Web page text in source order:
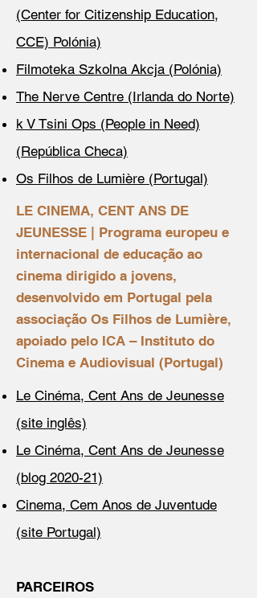
(Center for Citizenship Education,
CCE) Polónia)
Filmoteka Szkolna Akcja (Polónia)
The Nerve Centre (Irlanda do Norte)
k V Tsini Ops (People in Need)
(República Checa)
Os Filhos de Lumière (Portugal)
LE CINEMA, CENT ANS DE
JEUNESSE | Programa europeu e
internacional de educação ao
cinema dirigido a jovens,
desenvolvido em Portugal pela
associação Os Filhos de Lumière,
apoiado pelo ICA – Instituto do
Cinema e Audiovisual (Portugal)
Le Cinéma, Cent Ans de Jeunesse
(site inglês)
Le Cinéma, Cent Ans de Jeunesse
(blog 2020-21)
Cinema, Cem Anos de Juventude
(site Portugal)
PARCEIROS